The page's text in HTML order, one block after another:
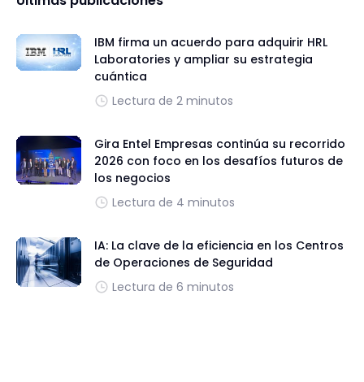
IBM firma un acuerdo para adquirir HRL
Laboratories y ampliar su estrategia
cuántica
Lectura de 2 minutos
Gira Entel Empresas continúa su recorrido
2026 con foco en los desafíos futuros de
los negocios
Lectura de 4 minutos
IA: La clave de la eficiencia en los Centros
de Operaciones de Seguridad
Lectura de 6 minutos